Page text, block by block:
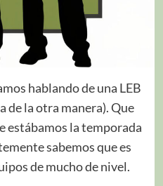
hablando de una LEB
de la otra manera). Que
estábamos la temporada
sabemos que es
de mucho de nivel.